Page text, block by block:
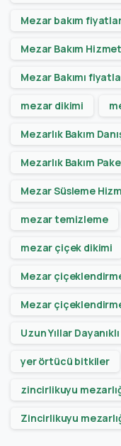
Mezar bakım
Mezar Bakım
Mezar Bakımı
mezar dikimi
Mezarlık Bakım
Mezarlık Bakım
Mezar Süsleme
mezar temizleme
mezar çiçek dikimi
Mezar
Mezar
Uzun Yıllar
yer örtücü bitkiler
zincirlikuyu
Zincirlikuyu